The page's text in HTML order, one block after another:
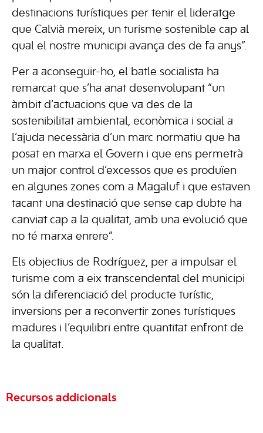
destinacions turístiques per tenir el lideratge
que Calvià mereix, un turisme sostenible cap al
qual el nostre municipi avança des de fa anys”.
Per a aconseguir-ho, el batle socialista ha
remarcat que s’ha anat desenvolupant “un
àmbit d’actuacions que va des de la
sostenibilitat ambiental, econòmica i social a
l’ajuda necessària d’un marc normatiu que ha
posat en marxa el Govern i que ens permetrà
un major control d’excessos que es produïen
en algunes zones com a Magaluf i que estaven
tacant una destinació que sense cap dubte ha
canviat cap a la qualitat, amb una evolució que
no té marxa enrere”.
Els objectius de Rodríguez, per a impulsar el
turisme com a eix transcendental del municipi
són la diferenciació del producte turístic,
inversions per a reconvertir zones turístiques
madures i l’equilibri entre quantitat enfront de
la qualitat.
Recursos addicionals